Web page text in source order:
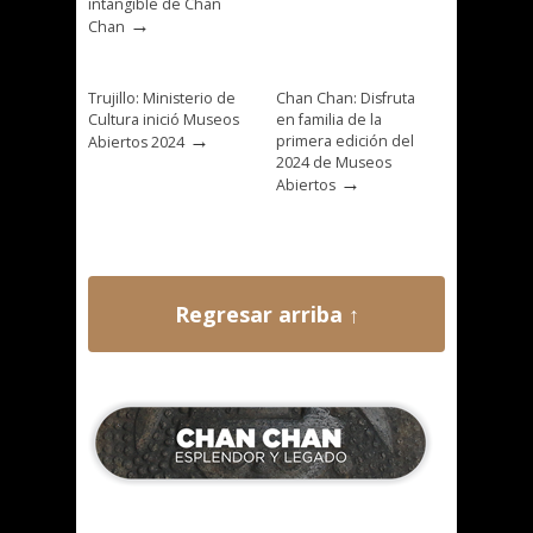
intangible de Chan
Chan →
Trujillo: Ministerio de
Cultura inició Museos
Abiertos 2024→
Chan Chan: Disfruta
en familia de la
primera edición del
2024 de Museos
Abiertos →
Regresar arriba ↑